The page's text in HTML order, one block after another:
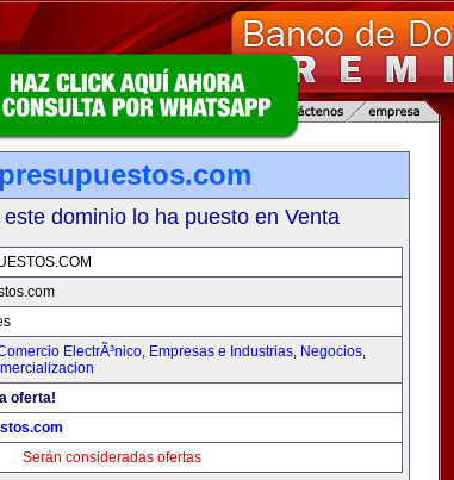
dominio lo ha puesto en Venta
ElectrÃ³nico, Empresas e Industrias, Negocios,
oferta!
Serán consideradas ofertas